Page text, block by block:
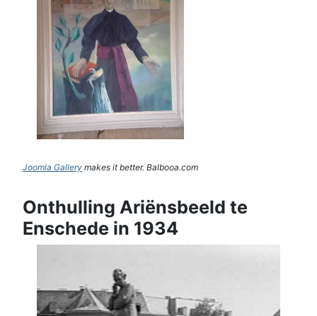
Joomla Gallery makes it better. Balbooa.com
Onthulling Ariënsbeeld te
Enschede in 1934